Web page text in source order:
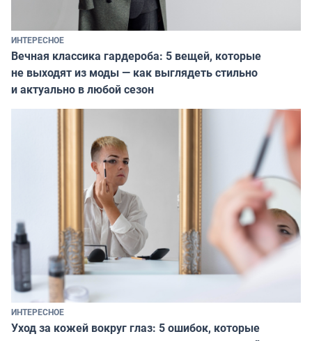
ИНТЕРЕСНОЕ
Вечная классика гардероба: 5 вещей, которые
не выходят из моды — как выглядеть стильно
и актуально в любой сезон
ИНТЕРЕСНОЕ
Уход за кожей вокруг глаз: 5 ошибок, которые